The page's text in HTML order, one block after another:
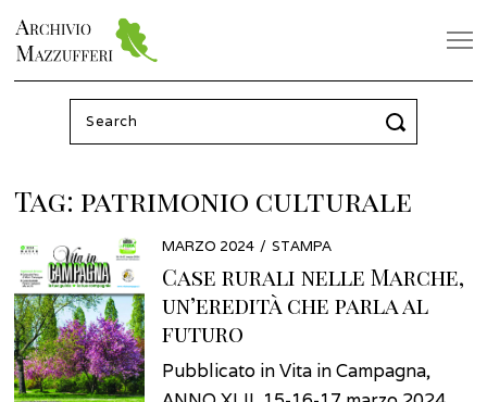
Search
for:
Tag: patrimonio culturale
POSTED
ON
MARZO 2024 MARZO
2024
STAMPA
Case rurali nelle Marche,
un’eredità che parla al
futuro
Pubblicato in Vita in Campagna,